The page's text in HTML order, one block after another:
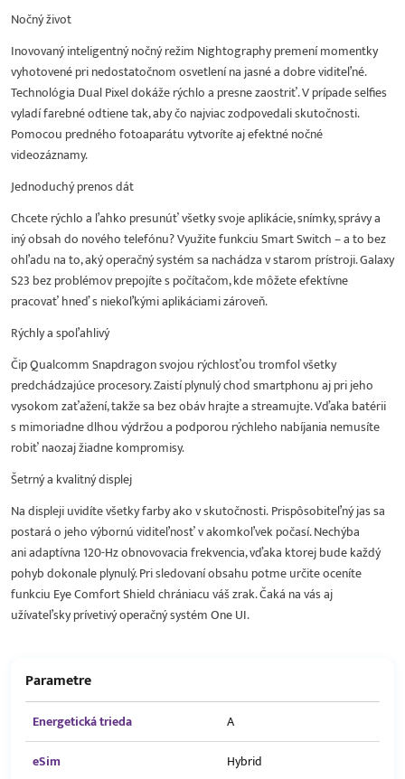
Nočný život
Inovovaný inteligentný nočný režim Nightography premení momentky
vyhotovené pri nedostatočnom osvetlení na jasné a dobre viditeľné.
Technológia Dual Pixel dokáže rýchlo a presne zaostriť. V prípade selfies
vyladí farebné odtiene tak, aby čo najviac zodpovedali skutočnosti.
Pomocou predného fotoaparátu vytvoríte aj efektné nočné
videozáznamy.
Jednoduchý prenos dát
Chcete rýchlo a ľahko presunúť všetky svoje aplikácie, snímky, správy a
iný obsah do nového telefónu? Využite funkciu Smart Switch – a to bez
ohľadu na to, aký operačný systém sa nachádza v starom prístroji. Galaxy
S23 bez problémov prepojíte s počítačom, kde môžete efektívne
pracovať hneď s niekoľkými aplikáciami zároveň.
Rýchly a spoľahlivý
Čip Qualcomm Snapdragon svojou rýchlosťou tromfol všetky
predchádzajúce procesory. Zaistí plynulý chod smartphonu aj pri jeho
vysokom zaťažení, takže sa bez obáv hrajte a streamujte. Vďaka batérii
s mimoriadne dlhou výdržou a podporou rýchleho nabíjania nemusíte
robiť naozaj žiadne kompromisy.
Šetrný a kvalitný displej
Na displeji uvidíte všetky farby ako v skutočnosti. Prispôsobiteľný jas sa
postará o jeho výbornú viditeľnosť v akomkoľvek počasí. Nechýba
ani adaptívna 120-Hz obnovovacia frekvencia, vďaka ktorej bude každý
pohyb dokonale plynulý. Pri sledovaní obsahu potme určite oceníte
funkciu Eye Comfort Shield chrániacu váš zrak. Čaká na vás aj
užívateľsky prívetivý operačný systém One UI.
Parametre
Energetická trieda
A
eSim
Hybrid